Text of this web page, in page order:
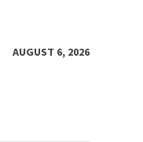
AUGUST 6, 2026